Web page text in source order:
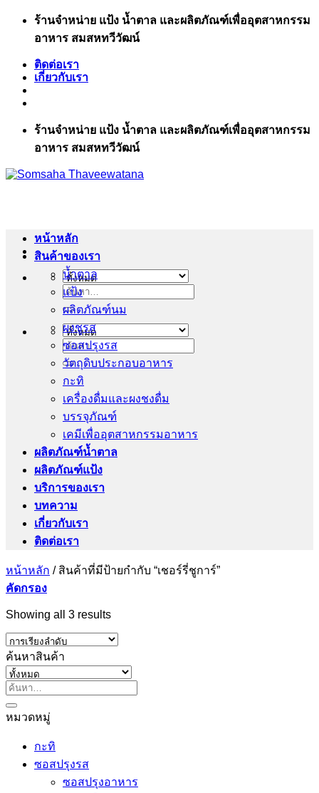
ข้าม
เนื้อหา
ร้านจำหน่าย แป้ง น้ำตาล และผลิตภัณฑ์เพื่ออุตสาหกรรม
อาหาร สมสหทวีวัฒน์
ติดต่อเรา
เกี่ยวกับเรา
ร้านจำหน่าย แป้ง น้ำตาล และผลิตภัณฑ์เพื่ออุตสาหกรรม
อาหาร สมสหทวีวัฒน์
ค้นหา:
ค้นหา:
หน้าหลัก
สินค้าของเรา
น้ำตาล
แป้ง
ผลิตภัณฑ์นม
ผงชูรส
ซอสปรุงรส
วัตถุดิบประกอบอาหาร
กะทิ
เครื่องดื่มและผงชงดื่ม
บรรจุภัณฑ์
เคมีเพื่ออุตสาหกรรมอาหาร
ผลิตภัณฑ์น้ำตาล
ผลิตภัณฑ์แป้ง
บริการของเรา
บทความ
เกี่ยวกับเรา
ติดต่อเรา
หน้าหลัก /สินค้าที่มีป้ายกำกับ “เชอร์รี่ชูการ์”
คัดกรอง
Showing all 3 results
ค้นหาสินค้า
ค้นหา:
หมวดหมู่
กะทิ
ซอสปรุงรส
ซอสปรุงอาหาร